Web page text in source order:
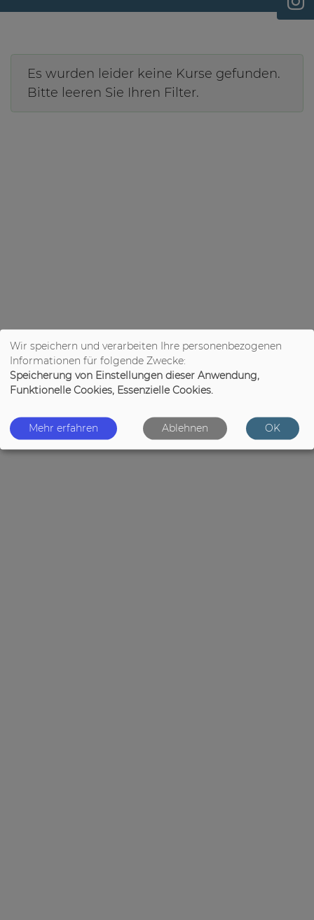
Es wurden leider keine Kurse gefunden.
Bitte leeren Sie Ihren Filter.
Wir speichern und verarbeiten Ihre personenbezogenen
Informationen für folgende Zwecke:
Speicherung von Einstellungen dieser Anwendung,
Funktionelle Cookies, Essenzielle Cookies.
Mehr erfahren Ablehnen OK